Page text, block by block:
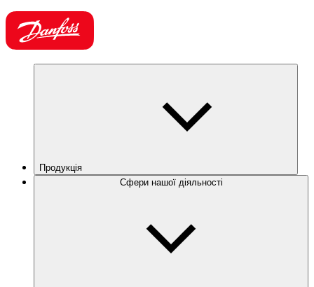
Продукція
Сфери нашої діяльності